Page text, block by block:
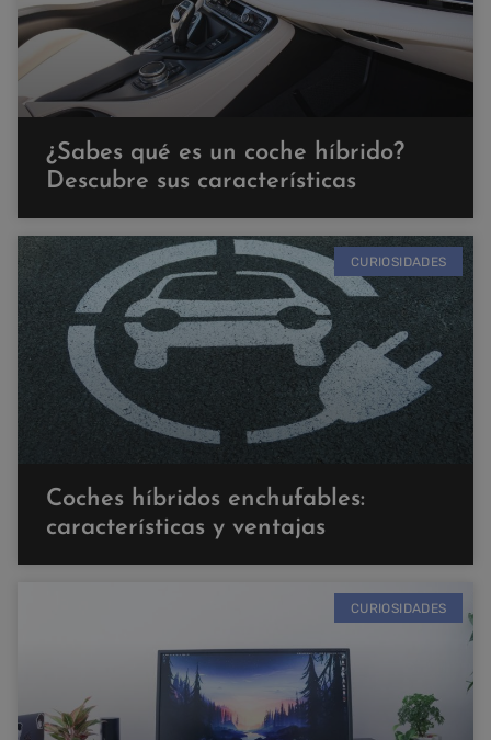
¿Sabes qué es un coche híbrido?
Descubre sus características
CURIOSIDADES
Coches híbridos enchufables:
características y ventajas
CURIOSIDADES